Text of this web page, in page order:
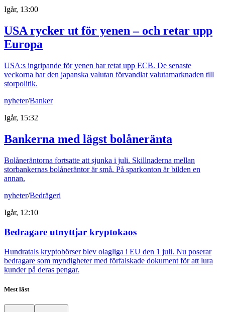
Igår, 13:00
USA rycker ut för yenen – och retar upp
Europa
USA:s ingripande för yenen har retat upp ECB. De senaste
veckorna har den japanska valutan förvandlat valutamarknaden till
storpolitik.
nyheter/Banker
Igår, 15:32
Bankerna med lägst bolåneränta
Bolåneräntorna fortsatte att sjunka i juli. Skillnaderna mellan
storbankernas bolåneräntor är små. På sparkonton är bilden en
annan.
nyheter/Bedrägeri
Igår, 12:10
Bedragare utnyttjar kryptokaos
Hundratals kryptobörser blev olagliga i EU den 1 juli. Nu poserar
bedragare som myndigheter med förfalskade dokument för att lura
kunder på deras pengar.
Mest läst